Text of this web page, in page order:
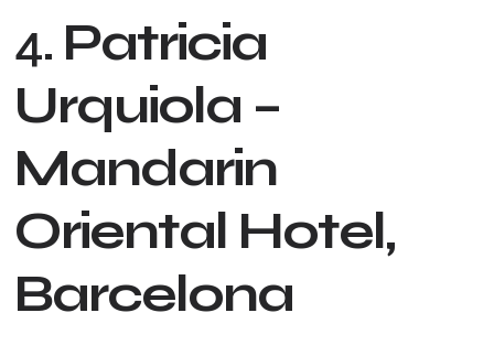
4. Patricia
Urquiola –
Mandarin
Oriental Hotel,
Barcelona